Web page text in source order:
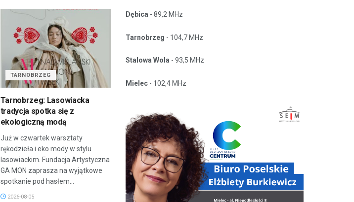
TARNOBRZEG
Tarnobrzeg: Lasowiacka
tradycja spotka się z
ekologiczną modą
Już w czwartek warsztaty
rękodzieła i eko mody w stylu
lasowiackim. Fundacja Artystyczna
GA MON zaprasza na wyjątkowe
spotkanie pod hasłem...
2026-08-05
Dębica - 89,2 MHz
Tarnobrzeg - 104,7 MHz
Stalowa Wola - 93,5 MHz
Mielec - 102,4 MHz